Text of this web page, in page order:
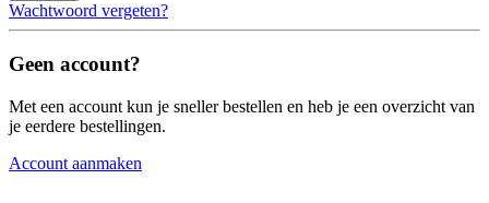
Wachtwoord vergeten?
Geen account?
Met een account kun je sneller bestellen en heb je een overzicht van
je eerdere bestellingen.
Account aanmaken